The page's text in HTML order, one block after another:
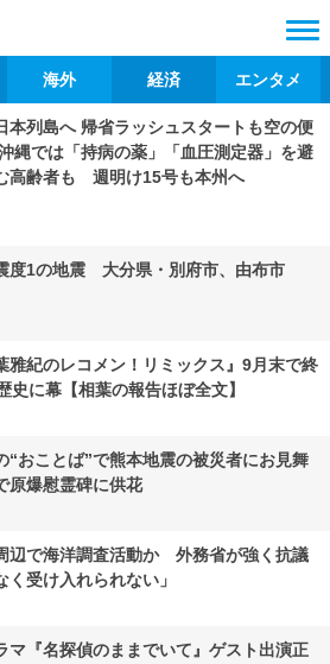
海外 経済 エンタメ
本列島へ 帰省ラッシュスタートも空の便
縄では「持病の薬」「血圧測定器」を避
高齢者も 週明け15号も本州へ
度1の地震 大分県・別府市、由布市
雅紀のレコメン！リミックス』9月末で終
に幕【相葉の報告ほぼ全文】
おことば”で熊本地震の被災者にお見舞
爆慰霊碑に供花
辺で海洋調査活動か 外務省が強く抗議
く受け入れられない」
マ『名探偵のままでいて』ゲスト出演正